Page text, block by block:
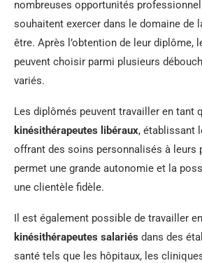
nombreuses opportunités
souhaitent exercer dans le domaine de
être. Après l’obtention de leur diplôme,
peuvent choisir parmi plusieurs
variés.
Les diplômés peuvent travailler en tant
kinésithérapeutes libéraux, établissant
offrant des soins personnalisés à leurs
permet une grande autonomie et la
une clientèle fidèle.
Il est également possible de travailler
kinésithérapeutes salariés dans des
santé tels que les hôpitaux, les